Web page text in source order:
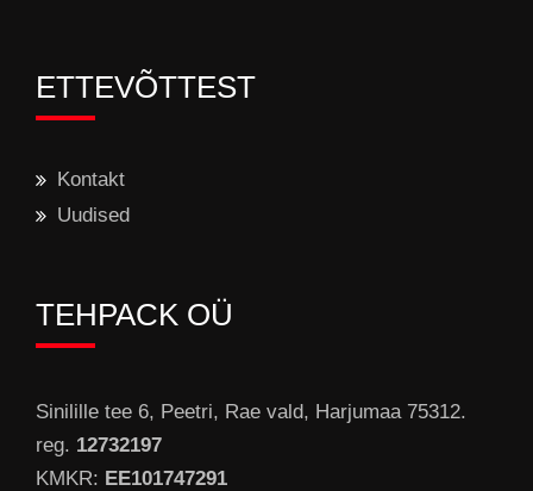
ETTEVÕTTEST
Kontakt
Uudised
TEHPACK OÜ
Sinilille tee 6, Peetri, Rae vald, Harjumaa 75312.
reg. 12732197
KMKR: EE101747291